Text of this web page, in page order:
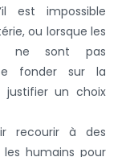
est impossible
ou lorsque les
ne sont pas
fonder sur la
justifier un choix
recourir à des
humains pour